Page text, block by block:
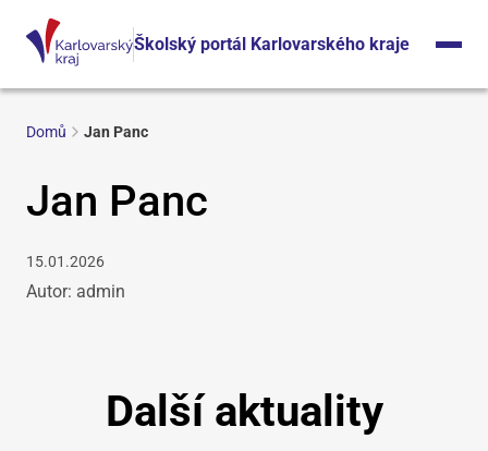
Školský portál Karlovarského kraje
Domů Jan Panc
Jan Panc
15.01.2026
Autor: admin
Další aktuality